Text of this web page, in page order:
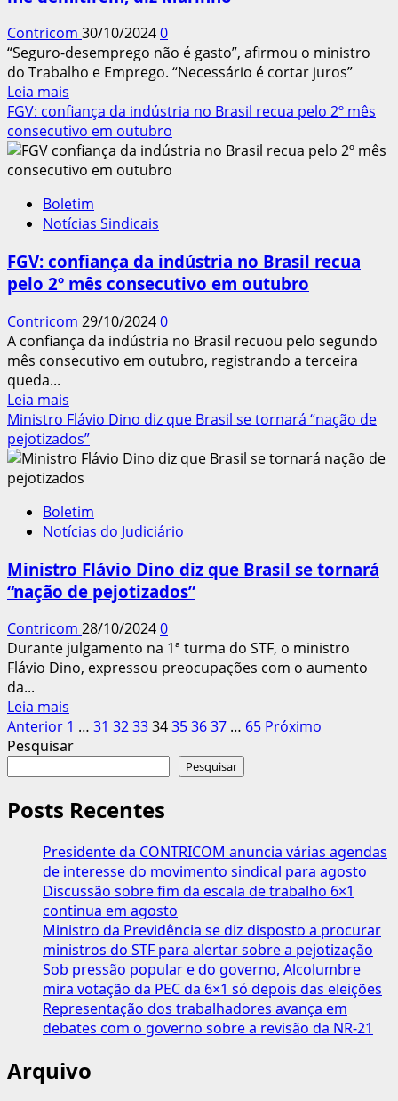
Diretoria
Contricom 30/10/20240
“Seguro-desemprego não é gasto”, afirmou o ministro
do Trabalho e Emprego. “Necessário é cortar juros”
Leia mais
mais
sobre
Corte
no
desemprego
e
só
se
demitirem,
diz
Marinho
FGV: confiança da indústria no Brasil recua pelo 2º mês
consecutivo em outubro
Boletim
Notícias Sindicais
FGV: confiança da indústria no Brasil recua
pelo 2º mês consecutivo em outubro
Contricom 29/10/20240
A confiança da indústria no Brasil recuou pelo segundo
mês consecutivo em outubro, registrando a terceira
queda...
Leia mais
mais
sobre
FGV:
confiança
indústria
no
recua
pelo
mês
consecutivo
em
Ministro Flávio Dino diz que Brasil se tornará “nação de
pejotizados”
Boletim
Notícias do Judiciário
Ministro Flávio Dino diz que Brasil se tornará
“nação de pejotizados”
Contricom 28/10/20240
Durante julgamento na 1ª turma do STF, o ministro
Flávio Dino, expressou preocupações com o aumento
da...
Leia mais
mais
sobre
Dino
diz
que
Brasil
se
tornará
“nação
de
pejotizados”
Paginação
dos
Anterior 1 … 31 323334353637 … 65 Próximo
Pesquisar
Pesquisar
Posts Recentes
Presidente da CONTRICOM anuncia várias agendas
de interesse do movimento sindical para agosto
Discussão sobre fim da escala de trabalho 6×1
continua em agosto
Ministro da Previdência se diz disposto a procurar
ministros do STF para alertar sobre a pejotização
Sob pressão popular e do governo, Alcolumbre
mira votação da PEC da 6×1 só depois das eleições
Representação dos trabalhadores avança em
debates com o governo sobre a revisão da NR-21
Arquivo